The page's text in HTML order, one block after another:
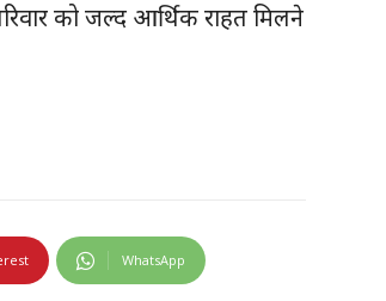
को जल्द आर्थिक राहत मिलने
WhatsApp